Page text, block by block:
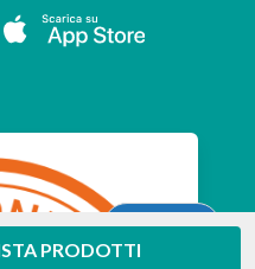
PRODOTTI
Aiuto